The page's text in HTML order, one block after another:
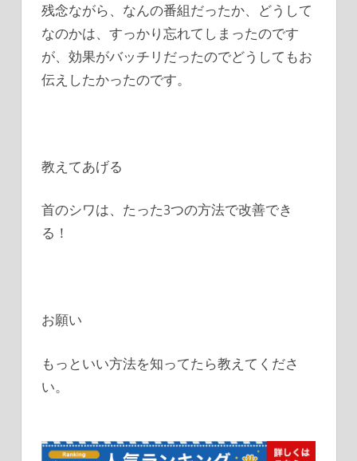
残念ながら、なんの番組だったか、どうして
なのかは、すっかり忘れてしまったのです
が、効果がバッチリだったのでどうしてもお
伝えしたかったのです。
教えてあげる
首のシワは、たった3つの方法で改善でき
る！
お願い
もっといい方法を知ってたら教えてくださ
い。